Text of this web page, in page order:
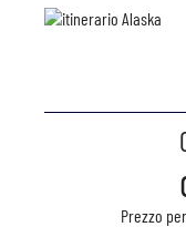
Prezzo